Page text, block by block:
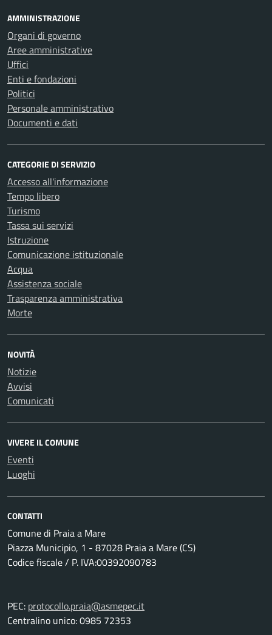
AMMINISTRAZIONE
Organi di governo
Aree amministrative
Uffici
Enti e fondazioni
Politici
Personale amministrativo
Documenti e dati
CATEGORIE DI SERVIZIO
Accesso all'informazione
Tempo libero
Turismo
Tassa sui servizi
Istruzione
Comunicazione istituzionale
Acqua
Assistenza sociale
Trasparenza amministrativa
Morte
NOVITÀ
Notizie
Avvisi
Comunicati
VIVERE IL COMUNE
Eventi
Luoghi
CONTATTI
Comune di Praia a Mare
Piazza Municipio, 1 - 87028 Praia a Mare (CS)
Codice fiscale / P. IVA:00392090783
PEC: protocollo.praia@asmepec.it
Centralino unico: 0985 72353